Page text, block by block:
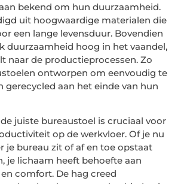
bekend om hun duurzaamheid.
uit hoogwaardige materialen die
een lange levensduur. Bovendien
duurzaamheid hoog in het vaandel,
naar de productieprocessen. Zo
ontworpen om eenvoudig te
gerecycled aan het einde van hun
juiste bureaustoel is cruciaal voor
op de werkvloer. Of je nu
je bureau zit of af en toe opstaat
je lichaam heeft behoefte aan
comfort. De hag creed